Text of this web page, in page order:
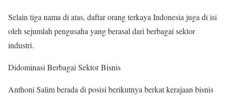
Selain tiga nama di atas, daftar orang terkaya Indonesia juga di isi
oleh sejumlah pengusaha yang berasal dari berbagai sektor
industri.
Didominasi Berbagai Sektor Bisnis
Anthoni Salim berada di posisi berikutnya berkat kerajaan bisnis